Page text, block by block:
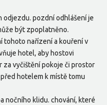
odjezdu. pozdní odhlášení je
být zpoplatněno.
tohoto nařízení a kouření v
hotel, aby hostovi
za vyčištění pokoje či prostor
hotelem k místě tomu
nočního klidu. chování, které